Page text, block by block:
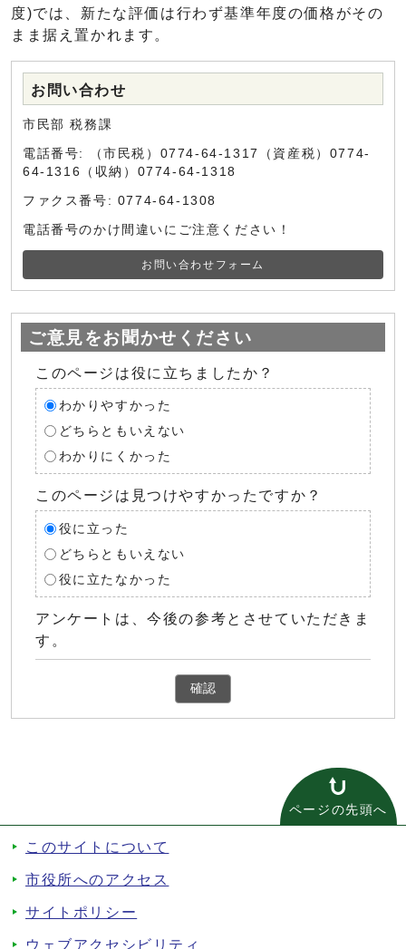
度)では、新たな評価は行わず基準年度の価格がその
まま据え置かれます。
お問い合わせ
市民部 税務課
電話番号: （市民税）0774-64-1317（資産税）0774-
64-1316（収納）0774-64-1318
ファクス番号: 0774-64-1308
電話番号のかけ間違いにご注意ください！
お問い合わせフォーム
ご意見をお聞かせください
このページは役に立ちましたか？
わかりやすかった
どちらともいえない
わかりにくかった
このページは見つけやすかったですか？
役に立った
どちらともいえない
役に立たなかった
アンケートは、今後の参考とさせていただきま
す。
確認
ページの先頭へ
このサイトについて
市役所へのアクセス
サイトポリシー
ウェブアクセシビリティ